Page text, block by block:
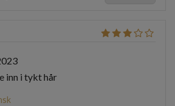
inn i tykt hår